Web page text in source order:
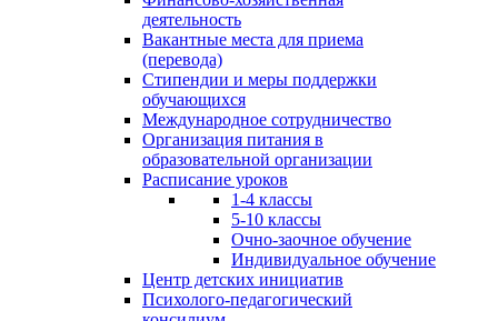
деятельность
Вакантные места для приема
(перевода)
Стипендии и меры поддержки
обучающихся
Международное сотрудничество
Организация питания в
образовательной организации
Расписание уроков
1-4 классы
5-10 классы
Очно-заочное обучение
Индивидуальное обучение
Центр детских инициатив
Психолого-педагогический